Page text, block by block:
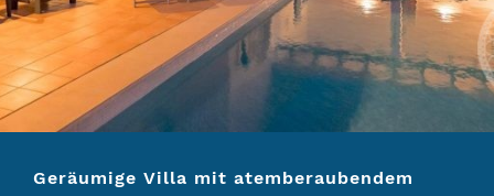
IMMOBILIENMARKT
ANFRAGE
SERVICE
Geräumige Villa mit atemberaubendem